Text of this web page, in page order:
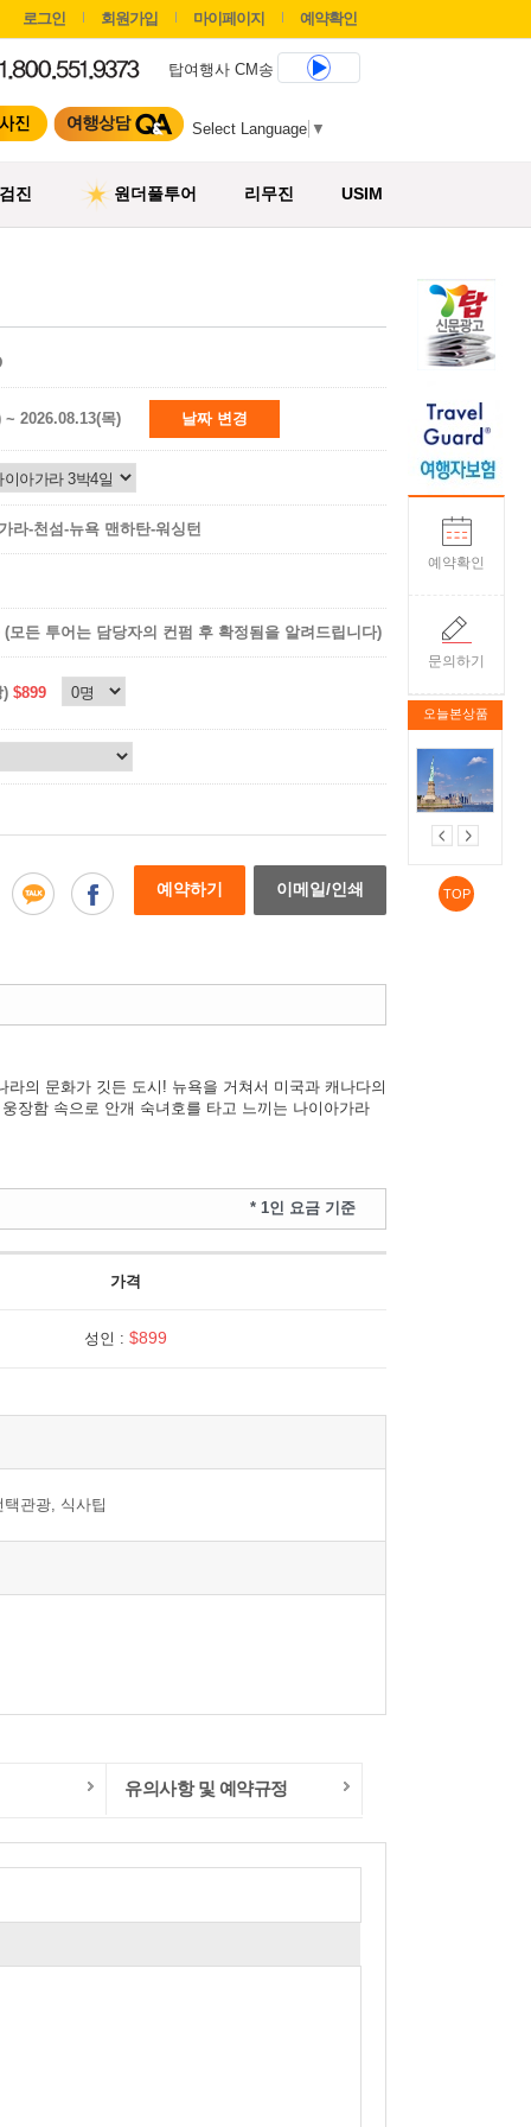
예약확인
문의하기
오늘본상품
TOP
로그인 회원가입 마이페이지 예약확인
탑여행사 CM송
Select Language ▼
진 원더풀투어 리무진 USIM
~ 2026.08.13(목) 날짜 변경
라-천섬-뉴욕 맨하탄-워싱턴
(모든 투어는 담당자의 컨펌 후 확정됨을 알려드립니다)
) $899
예약하기 이메일/인쇄
의 문화가 깃든 도시! 뉴욕을 거쳐서 미국과 캐나다의
장함 속으로 안개 숙녀호를 타고 느끼는 나이아가라
* 1인 요금 기준
가격
성인 : $899
관광, 식사팁
유의사항 및 예약규정